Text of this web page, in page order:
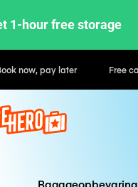
1-hour free storage
Hourly / Daily Rates
Bagageopbevaring